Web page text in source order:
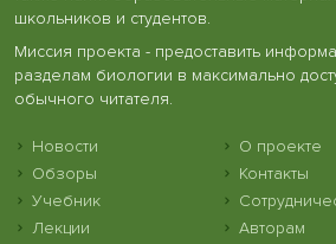
школьников и студентов.
Миссия проекта - предоставить
разделам биологии в максимально
обычного читателя.
Новости
Обзоры
Учебник
Лекции
О проекте
Контакты
Авторам